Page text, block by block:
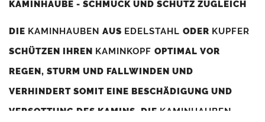
KAMINHAUBE - SCHMUCK UND SCHUTZ ZUGLEICH
DIE KAMINHAUBEN AUS EDELSTAHL ODER KUPFER
SCHÜTZEN IHREN KAMINKOPF OPTIMAL VOR
REGEN, STURM UND FALLWINDEN UND
VERHINDERT SOMIT EINE BESCHÄDIGUNG UND
VERSOTTUNG DES KAMINS. DIE KAMINHAUBEN